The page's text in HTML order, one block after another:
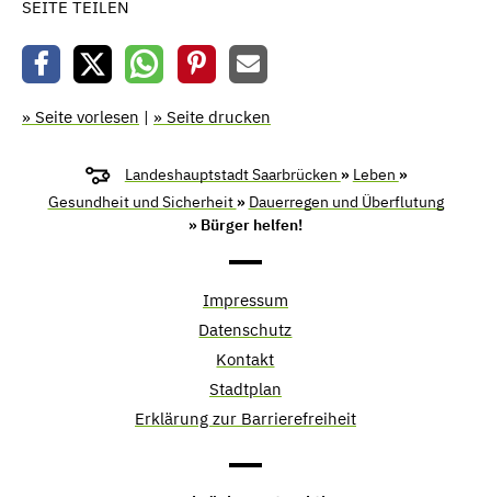
SEITE TEILEN
» Seite vorlesen | » Seite drucken
Landeshauptstadt Saarbrücken » Leben »
Gesundheit und Sicherheit » Dauerregen und Überflutung
» Bürger helfen!
Impressum
Datenschutz
Kontakt
Stadtplan
Erklärung zur Barrierefreiheit